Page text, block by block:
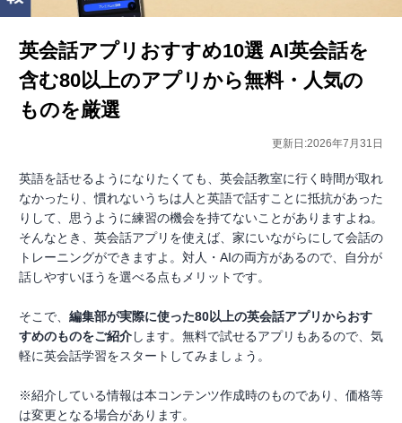
英会話アプリおすすめ10選 AI英会話を
含む80以上のアプリから無料・人気の
ものを厳選
更新日:2026年7月31日
英語を話せるようになりたくても、英会話教室に行く時間が取れ
なかったり、慣れないうちは人と英語で話すことに抵抗があった
りして、思うように練習の機会を持てないことがありますよね。
そんなとき、英会話アプリを使えば、家にいながらにして会話の
トレーニングができますよ。対人・AIの両方があるので、自分が
話しやすいほうを選べる点もメリットです。
そこで、 編集部が実際に使った80以上の英会話アプリからおす
すめのものをご紹介します。無料で試せるアプリもあるので、気
軽に英会話学習をスタートしてみましょう。
※紹介している情報は本コンテンツ作成時のものであり、価格等
は変更となる場合があります。